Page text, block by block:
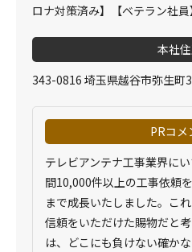
ロナ対策済み】【ベテラン社員
本社
343-0816 埼玉県越谷市弥生町
PRコメ
テレビアンテナ工事業界に
間10,000件以上の工事依頼
まで成長いたしました。こ
信頼をいただけた賜物だと
は、どこにも負けない確か